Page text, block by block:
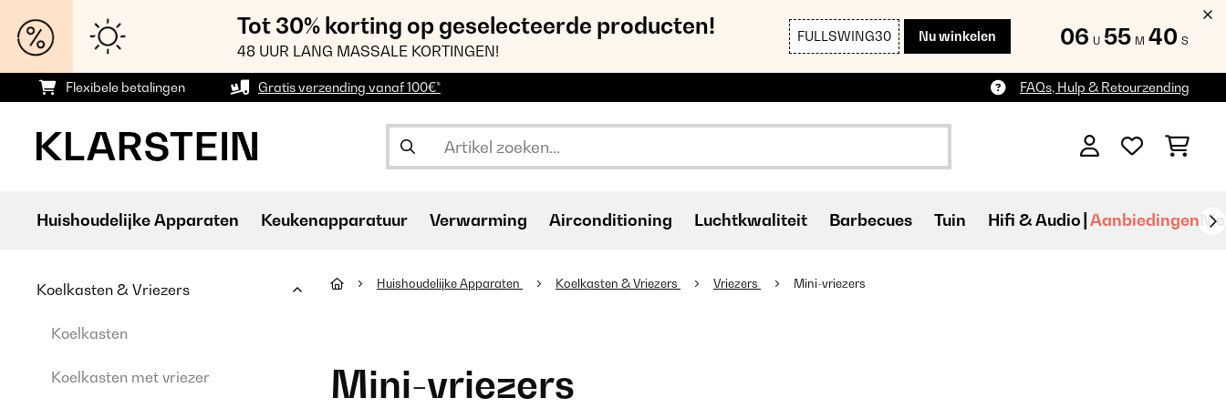
Tot 30% korting op geselecteerde producten!
48 UUR LANG MASSALE KORTINGEN!
FULLSWING30 Nu winkelen 06 U 55 M 39 S
Flexibele betalingen Gratis verzending vanaf 100€* FAQs, Hulp & Retourzending
Huishoudelijke Apparaten Keukenapparatuur Verwarming Airconditioning Luchtkwaliteit Barbecues Tuin Hifi & Audio Aanbiedingen
Koelkasten & Vriezers
Koelkasten
Koelkasten met vriezer
Huishoudelijke Apparaten Koelkasten & Vriezers Vriezers Mini-vriezers
Mini-vriezers